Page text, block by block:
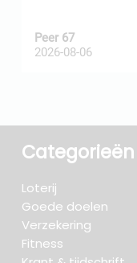
Peer 67
2026-08-06
Categorieën
Loterij
Goede doelen
Verzekering
Fitness